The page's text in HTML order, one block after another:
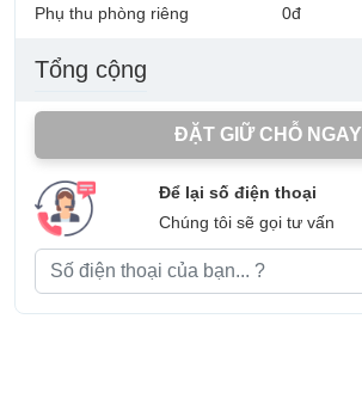
Phụ thu phòng riêng
0đ
Tổng cộng
ĐẶT GIỮ CHỖ NGAY
Để lại số điện thoại
Chúng tôi sẽ gọi tư vấn